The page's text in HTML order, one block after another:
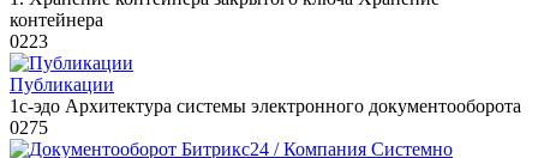
контейнера
0223
Публикации
1с-эдо Архитектура системы электронного документооборота
0275